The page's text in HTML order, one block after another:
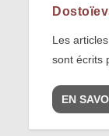
Les
sont écrits
EN